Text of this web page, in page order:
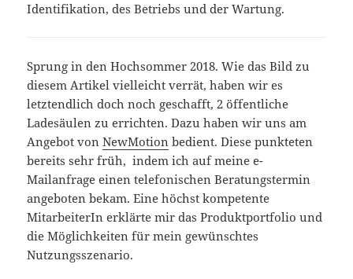
Identifikation, des Betriebs und der Wartung.
Sprung in den Hochsommer 2018. Wie das Bild zu
diesem Artikel vielleicht verrät, haben wir es
letztendlich doch noch geschafft, 2 öffentliche
Ladesäulen zu errichten. Dazu haben wir uns am
Angebot vonNewMotion bedient. Diese punkteten
bereits sehr früh, indem ich auf meine e-
Mailanfrage einen telefonischen Beratungstermin
angeboten bekam. Eine höchst kompetente
MitarbeiterIn erklärte mir das Produktportfolio und
die Möglichkeiten für mein gewünschtes
Nutzungsszenario.